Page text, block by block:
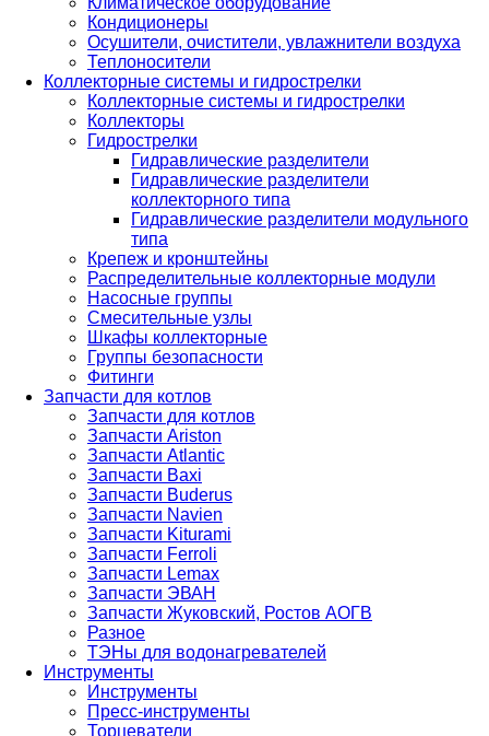
Кондиционеры
Осушители, очистители, увлажнители воздуха
Теплоносители
Коллекторные системы и гидрострелки
Коллекторные системы и гидрострелки
Коллекторы
Гидрострелки
Гидравлические разделители
Гидравлические разделители
коллекторного типа
Гидравлические разделители модульного
типа
Крепеж и кронштейны
Распределительные коллекторные модули
Насосные группы
Смесительные узлы
Шкафы коллекторные
Группы безопасности
Фитинги
Запчасти для котлов
Запчасти для котлов
Запчасти Ariston
Запчасти Atlantic
Запчасти Baxi
Запчасти Buderus
Запчасти Navien
Запчасти Kiturami
Запчасти Ferroli
Запчасти Lemax
Запчасти ЭВАН
Запчасти Жуковский, Ростов АОГВ
Разное
ТЭНы для водонагревателей
Инструменты
Инструменты
Пресс-инструменты
Торцеватели